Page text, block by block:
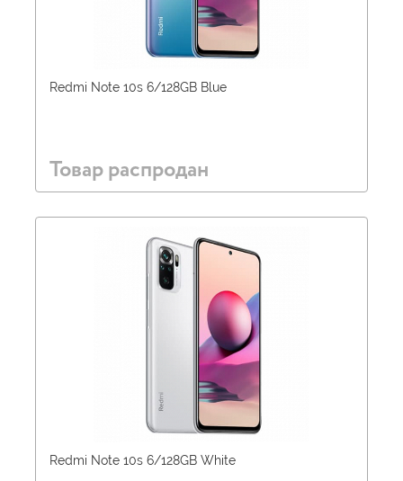
Redmi Note 10s 6/128GB Blue
Товар распродан
Redmi Note 10s 6/128GB White